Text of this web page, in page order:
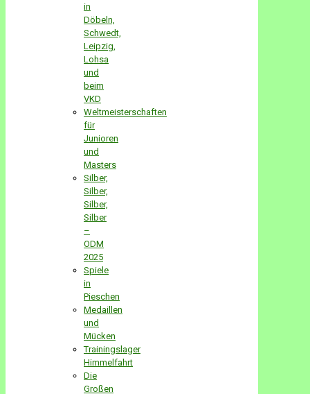
in
Döbeln,
Schwedt,
Leipzig,
Lohsa
und
beim
VKD
Weltmeisterschaften
für
Junioren
und
Masters
Silber,
Silber,
Silber,
Silber
–
ODM
2025
Spiele
in
Pieschen
Medaillen
und
Mücken
Trainingslager
Himmelfahrt
Die
Großen